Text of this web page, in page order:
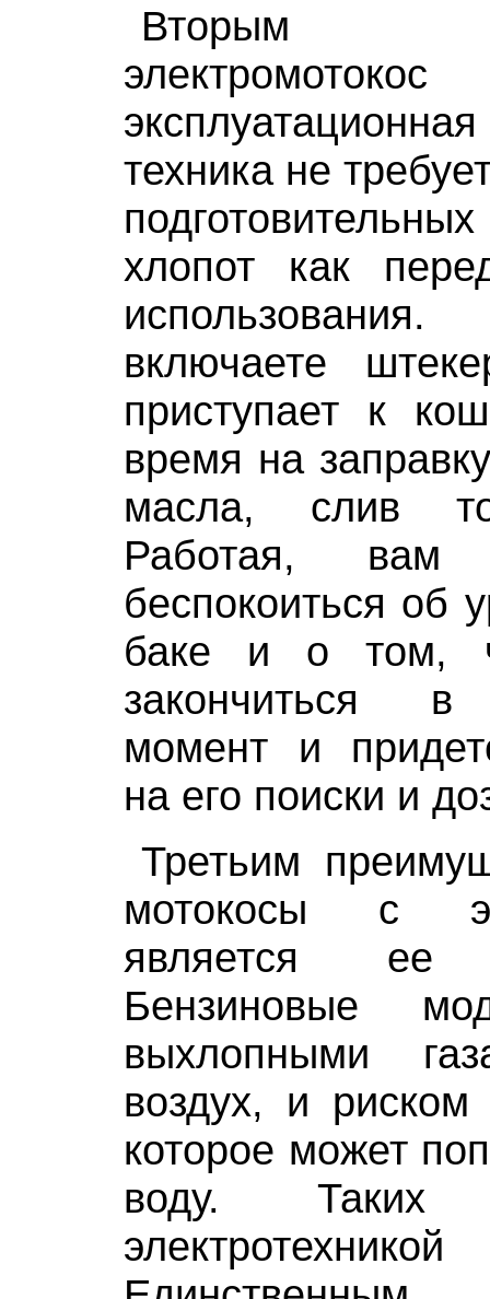
Вторым
техника не
хлопот как
включаете
приступает к
время на
масла, слив
Работая, вам
беспокоиться об
баке и о том,
закончиться в
момент и
на его поиски и
Третьим
мотокосы с
является ее
Бензиновые
выхлопными
воздух, и риском
которое может
воду.